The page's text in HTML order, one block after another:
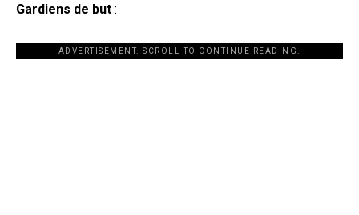
Gardiens de but :
ADVERTISEMENT. SCROLL TO CONTINUE READING.